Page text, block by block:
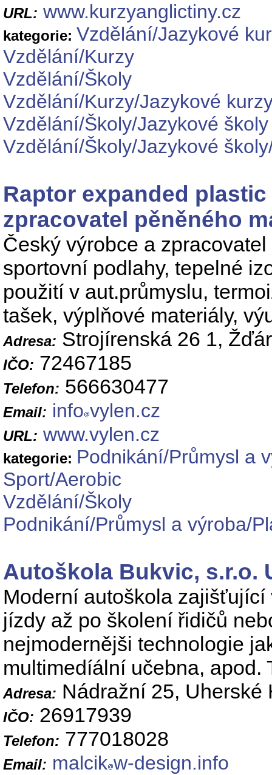
URL: www.kurzyanglictiny.cz
kategorie: Vzdělání/Jazykové
Vzdělání/Kurzy
Vzdělání/Školy
Vzdělání/Kurzy/Jazykové
Vzdělání/Školy/Jazykové školy
Vzdělání/Školy/Jazykové
Raptor expanded
zpracovatel pěněného
Český výrobce a
sportovní podlahy, tepelné
použití v aut.průmyslu,
tašek, výplňové materiály,
Adresa: Strojírenská 26 1,
IČO: 72467185
Telefon: 566630477
Email: info vylen.cz
URL: www.vylen.cz
kategorie: Podnikání/Průmysl a
Sport/Aerobic
Vzdělání/Školy
Podnikání/Průmysl a výroba/
Autoškola Bukvic, s.r.o.
Moderní autoškola
jízdy až po školení řidičů
nejmodernějši technologie
multimedíální učebna, apod.
Adresa: Nádražní 25, Uherské
IČO: 26917939
Telefon: 777018028
Email: malcik w-design.info